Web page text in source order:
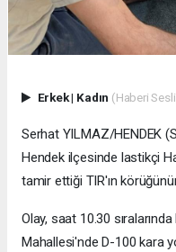
Erkek| Kadın (Haberi
Serhat YILMAZ/HENDEK
Hendek ilçesinde lastikçi
tamir ettiği TIR'ın
Olay, saat 10.30
Mahallesi'nde D-100 kara